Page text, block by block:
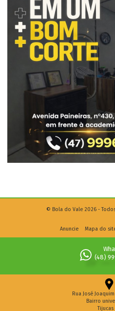
© Bola do Vale 2026 -
Anuncie Mapa do
(48)
Rua José
Bairro
Tijucas